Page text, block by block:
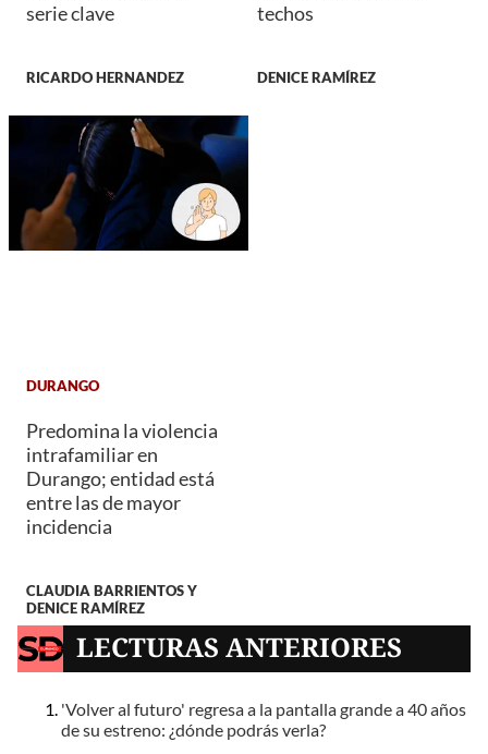
serie clave
RICARDO HERNANDEZ
techos
DENICE RAMÍREZ
DURANGO
Predomina la violencia
intrafamiliar en
Durango; entidad está
entre las de mayor
incidencia
CLAUDIA BARRIENTOS Y
DENICE RAMÍREZ
LECTURAS ANTERIORES
'Volver al futuro' regresa a la pantalla grande a 40 años
de su estreno: ¿dónde podrás verla?